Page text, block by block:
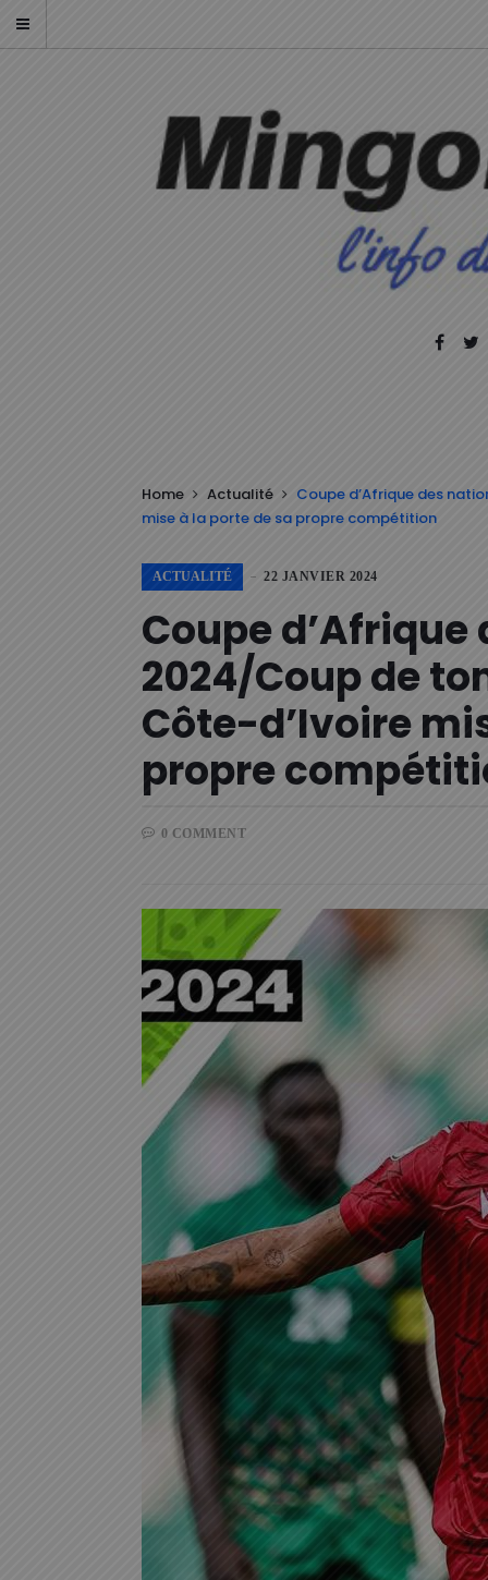
Home Actualité
Coupe d’Afrique des
mise à la porte de sa propre compétition
ACTUALITÉ 22 JANVIER 2024
Coupe
2024/Coup de
Côte-d’Ivoire
propre
0 COMMENT